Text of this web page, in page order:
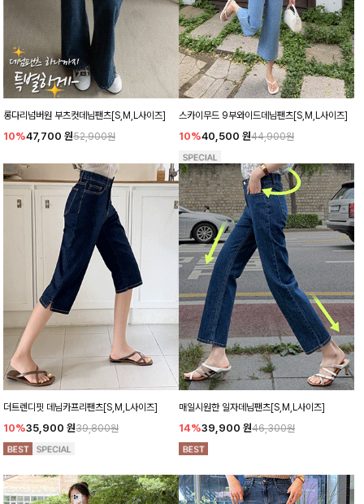
롱다리넘버원 부츠컷데님팬츠[S,M,L사이즈]
10%47,700 원52,900원
스카이무드 9부와이드데님팬츠[S,M,L사이즈]
10%40,500 원44,900원
더트렌디핏 데님카프리팬츠[S,M,L사이즈]
10%35,900 원39,800원
매일시원한 일자데님팬츠[S,M,L사이즈]
14%39,900 원46,300원